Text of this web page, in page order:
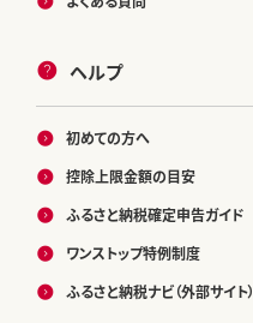
ヘルプ
初めての方へ
控除上限金額の目安
ふるさと納税確定申告ガイド
ワンストップ特例制度
ふるさと納税ナビ（外部サイト）